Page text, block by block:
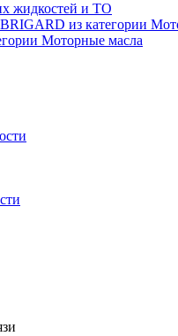
жидкостей и ТО
из категории
Моторные масла